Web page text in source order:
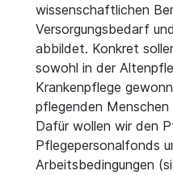
wissenschaftlichen
Versorgungsbedarf
abbildet. Konkret
sowohl in der
Krankenpflege
pflegenden
Dafür wollen wir den
Pflegepersonalfonds
Arbeitsbedingungen